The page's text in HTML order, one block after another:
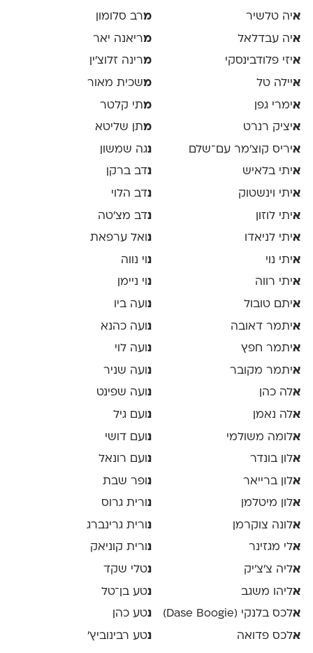
איה טלשיר
איה עבדלאל
איזי פלודבינסקי
איילה טל
אימרי גפן
איציק רנרט
איריס קוצ׳מר עם־שלם
איתי בלאיש
איתי וינשטוק
איתי לוזון
איתי לניאדו
איתי נוי
איתי רווה
איתם טובול
איתמר דאובה
איתמר חפץ
איתמר מקובר
אלה כהן
אלה נאמן
אלומה משולמי
אלון בונדר
אלון ברייאר
אלון מיטלמן
אלונה צוקרמן
אלי מגזינר
אליה צ׳צ׳יק
אליהו משגב
אלכס בלנקי (Dase Boogie)
אלכס פדואה
מרב סלומון
מריאנה יאר
מרינה זלוצ׳ין
משכית מאור
מתי קלטר
מתן שליטא
נגה שמשון
נדב ברקן
נדב הלוי
נדב מצ׳טה
נ ואל ערפאת
נ וי נווה
נוי ניימן
נ ועה ביו
נועה כהנא
נ ועה לוי
נ ועה שניר
נועה שפינט
נ ועם גיל
נועם דושי
נ ועם רונאל
נ ופר שבת
נורית גרוס
נ ורית גרינברג
נורית קוניאק
נטלי שקד
נטע בן־טל
נטע כהן
נטע רבינוביץ׳